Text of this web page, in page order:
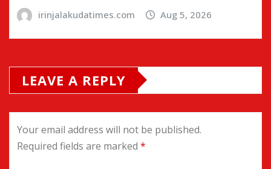
irinjalakudatimes.com Aug 5, 2026
LEAVE A REPLY
Your email address will not be published.
Required fields are marked *